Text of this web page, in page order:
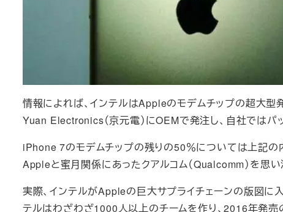
情報によれば、インテルはAppleのモデムチップの超大
Yuan Electronics（京元電）にOEMで発注し、自社ではパ
iPhone 7のモデムチップの残りの50％については上記
Appleと蜜月関係にあったクアルコム（Qualcomm）を思
実際、インテルがAppleの巨大サプライチェーンの版図に
テルはわざわざ1000人以上のチームを作り、2016年発